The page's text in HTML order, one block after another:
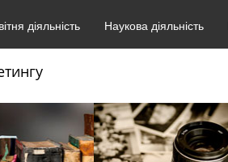
діяльність Наукова діяльність